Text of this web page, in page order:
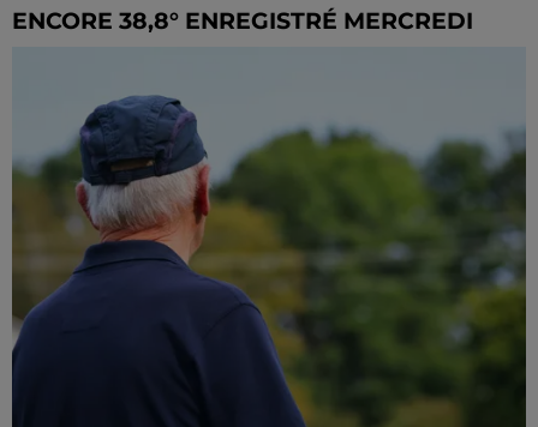
ENCORE 38,8° ENREGISTRÉ MERCREDI